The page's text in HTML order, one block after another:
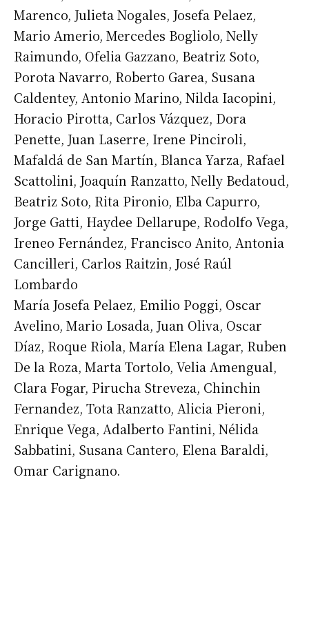
Marenco, Julieta Nogales, Josefa Pelaez,
Mario Amerio, Mercedes Bogliolo, Nelly
Raimundo, Ofelia Gazzano, Beatriz Soto,
Porota Navarro, Roberto Garea, Susana
Caldentey, Antonio Marino, Nilda Iacopini,
Horacio Pirotta, Carlos Vázquez, Dora
Penette, Juan Laserre, Irene Pinciroli,
Mafaldá de San Martín, Blanca Yarza, Rafael
Scattolini, Joaquín Ranzatto, Nelly Bedatoud,
Beatriz Soto, Rita Pironio, Elba Capurro,
Jorge Gatti, Haydee Dellarupe, Rodolfo Vega,
Ireneo Fernández, Francisco Anito, Antonia
Cancilleri, Carlos Raitzin, José Raúl
Lombardo
María Josefa Pelaez, Emilio Poggi, Oscar
Avelino, Mario Losada, Juan Oliva, Oscar
Díaz, Roque Riola, María Elena Lagar, Ruben
De la Roza, Marta Tortolo, Velia Amengual,
Clara Fogar, Pirucha Streveza, Chinchin
Fernandez, Tota Ranzatto, Alicia Pieroni,
Enrique Vega, Adalberto Fantini, Nélida
Sabbatini, Susana Cantero, Elena Baraldi,
Omar Carignano.